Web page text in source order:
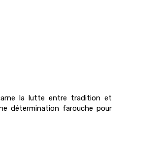
la lutte entre tradition et
détermination farouche pour